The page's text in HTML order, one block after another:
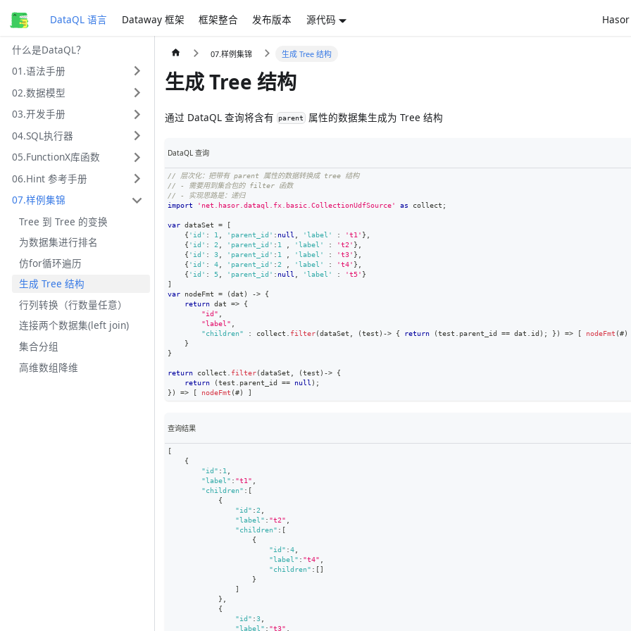
DataQL 语言 Dataway 框架 框架整合 发布版本 源代码
什么是DataQL？
01.语法手册
02.数据模型
03.开发手册
04.SQL执行器
05.FunctionX库函数
06.Hint 参考手册
07.样例集锦
Tree 到 Tree 的变换
为数据集进行排名
仿for循环遍历
生成 Tree 结构
行列转换（行数量任意）
连接两个数据集(left join)
集合分组
高维数组降维
07.样例集锦 生成 Tree 结构
生成 Tree 结构
通过 DataQL 查询将含有 parent 属性的数据集生成为 Tree 结构
DataQL 查询
// 层次化：把带有 parent 属性的数据转换成 tree 结构
// - 需要用到集合包的 filter 函数
// - 实现思路是：递归
import
'net.hasor.dataql.fx.basic.CollectionUdfSource' as collect ;
var dataSet =
[
{ 'id' : 1, 'parent_id' : null , 'label' : 't1' } ,
{ 'id' : 2, 'parent_id' : 1 , 'label' : 't2' } ,
{ 'id' : 3, 'parent_id' : 1 , 'label' : 't3' } ,
{ 'id' : 4, 'parent_id' :2 , 'label' : 't4' } ,
{ 'id' : 5, 'parent_id' : null , 'label' : 't5' }
]
var nodeFmt = (dat ) ->
{
return dat =>
{
"id" ,
"label" ,
"children"
: collect . filter(dataSet , (test ) -> { return (test . parent_id == dat .id ) ; } ) => [ nodeFmt (#)
}
}
return collect . filter(dataSet , (test ) ->
{
return
(test . parent_id == null ) ;
} ) => [ nodeFmt (#) ]
查询结果
[
{
"id" : 1
"label" : "t1"
"children" : [
{
"id" :2
"label" : "t2"
"children" : [
{
"id" :4,
"label" : "t4"
"children" : []
}
]
}
{
"id" :3,
"label" : "t3"